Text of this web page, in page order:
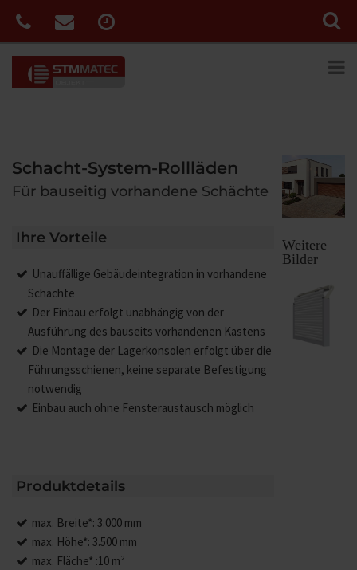
Schacht-System-Rollläden
Für bauseitig vorhandene Schächte
Ihre Vorteile
Unauffällige Gebäudeintegration in vorhandene
Schächte
Der Einbau erfolgt unabhängig von der
Ausführung des bauseits vorhandenen Kastens
Die Montage der Lagerkonsolen erfolgt über die
Führungsschienen, keine separate Befestigung
notwendig
Einbau auch ohne Fensteraustausch möglich
Produktdetails
max. Breite*: 3.000 mm
max. Höhe*: 3.500 mm
max. Fläche* :10 m²
Weitere
Bilder